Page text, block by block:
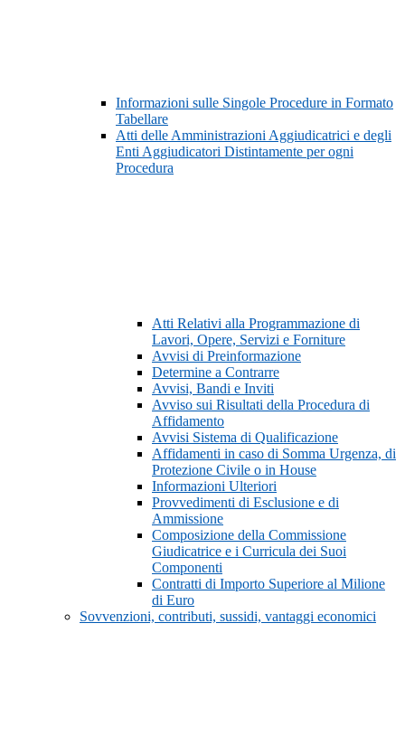
Informazioni sulle Singole Procedure in Formato
Tabellare
Atti delle Amministrazioni Aggiudicatrici e degli
Enti Aggiudicatori Distintamente per ogni
Procedura
Atti Relativi alla Programmazione di
Lavori, Opere, Servizi e Forniture
Avvisi di Preinformazione
Determine a Contrarre
Avvisi, Bandi e Inviti
Avviso sui Risultati della Procedura di
Affidamento
Avvisi Sistema di Qualificazione
Affidamenti in caso di Somma Urgenza, di
Protezione Civile o in House
Informazioni Ulteriori
Provvedimenti di Esclusione e di
Ammissione
Composizione della Commissione
Giudicatrice e i Curricula dei Suoi
Componenti
Contratti di Importo Superiore al Milione
di Euro
Sovvenzioni, contributi, sussidi, vantaggi economici